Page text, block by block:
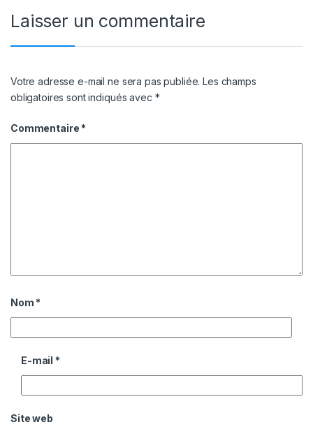
Laisser un commentaire
Votre adresse e-mail ne sera pas publiée. Les champs
obligatoires sont indiqués avec *
Commentaire *
Nom *
E-mail *
Site web